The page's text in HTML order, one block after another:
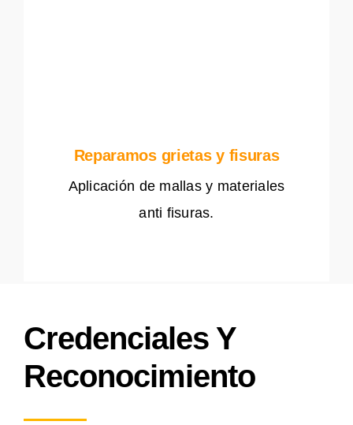
Reparamos grietas y fisuras
Aplicación de mallas y materiales
anti fisuras.
Credenciales Y
Reconocimiento